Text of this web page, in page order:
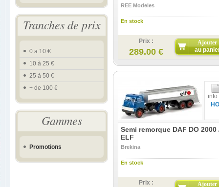
Tranches de prix
0 a 10 €
10 à 25 €
25 à 50 €
+ de 100 €
Gammes
Promotions
REE Modeles
En stock
Prix :
289.00 €
Ajouter
au
info
HO
Semi remorque DAF DO 2000
ELF
Brekina
En stock
Prix :
Ajouter